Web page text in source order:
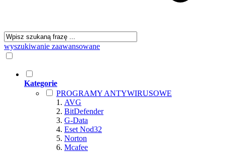
wyszukiwanie zaawansowane
Kategorie
PROGRAMY ANTYWIRUSOWE
AVG
BitDefender
G-Data
Eset Nod32
Norton
Mcafee